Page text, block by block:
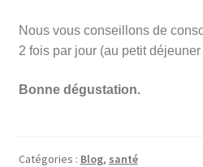
Nous vous conseillons de
2 fois par jour (au petit
Bonne dégustation.
Catégories : Blog, santé